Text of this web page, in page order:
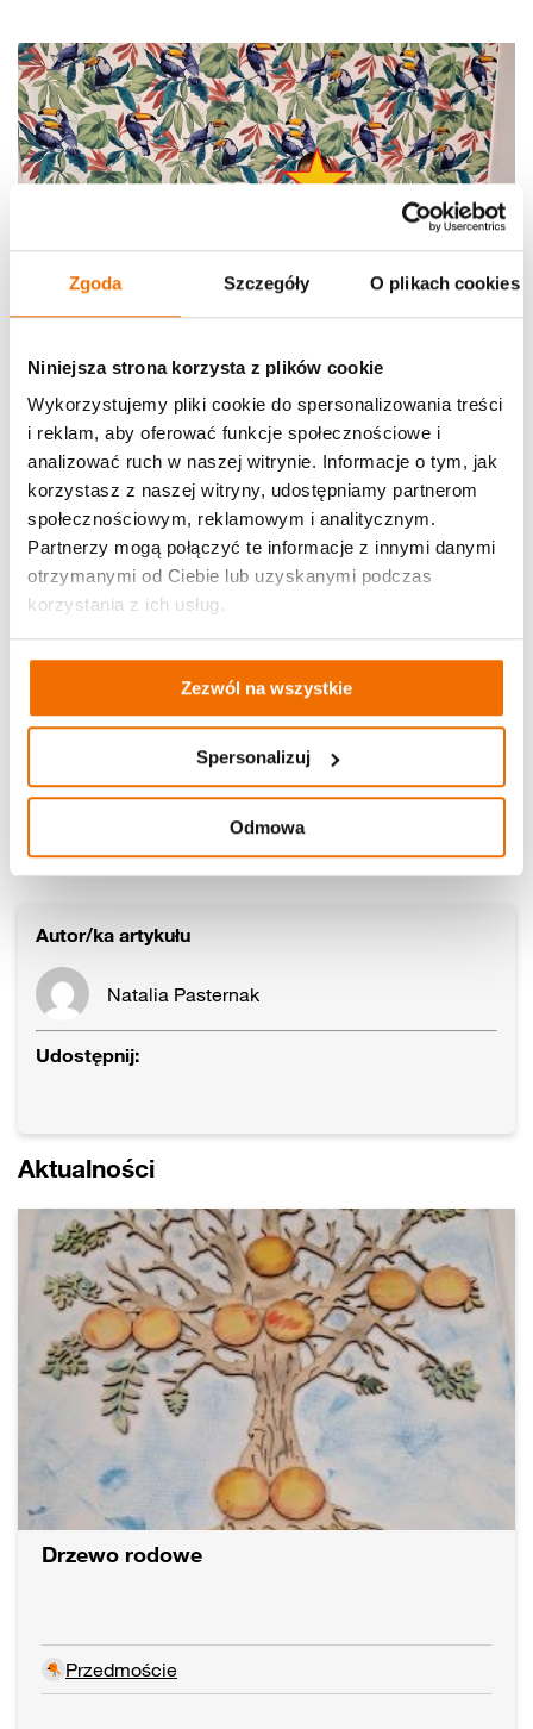
Zgoda Szczegóły O plikach cookies
Niniejsza strona korzysta z plików cookie
Wykorzystujemy pliki cookie do spersonalizowania treści
i reklam, aby oferować funkcje społecznościowe i
analizować ruch w naszej witrynie. Informacje o tym, jak
korzystasz z naszej witryny, udostępniamy partnerom
społecznościowym, reklamowym i analitycznym.
Partnerzy mogą połączyć te informacje z innymi danymi
otrzymanymi od Ciebie lub uzyskanymi podczas
korzystania z ich usług.
Zezwól na wszystkie
Spersonalizuj
Odmowa
Autor/ka artykułu
Natalia Pasternak
Udostępnij:
Aktualności
Drzewo rodowe
Przedmoście